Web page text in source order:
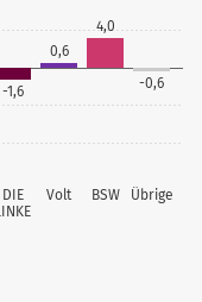
DIE
Volt BSW Übrige
-1,6
0,6
4,0
-0,6